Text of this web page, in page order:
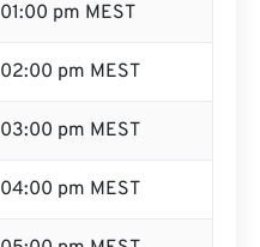
01:00 pm MEST
02:00 pm MEST
03:00 pm MEST
04:00 pm MEST